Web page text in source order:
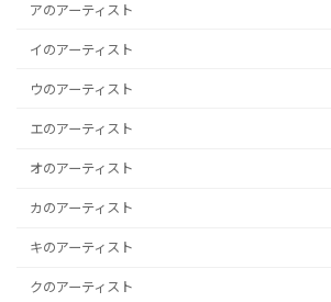
アのアーティスト
イのアーティスト
ウのアーティスト
エのアーティスト
オのアーティスト
カのアーティスト
キのアーティスト
クのアーティスト